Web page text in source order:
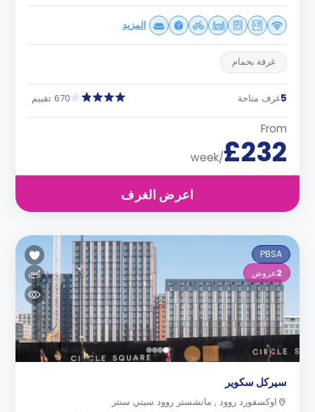
المزيد
غرفة بحمام
5غرف متاحة 670 تقييم
From
£232
/week
اعرض الغرف
PBSA
2عروض
سيركل سكوير
اوكسفورد روود , مانشستر روود سيتي سنتر